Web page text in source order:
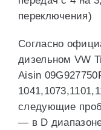
переключения)
Согласно
дизельном VW
Aisin
следующие
— в D